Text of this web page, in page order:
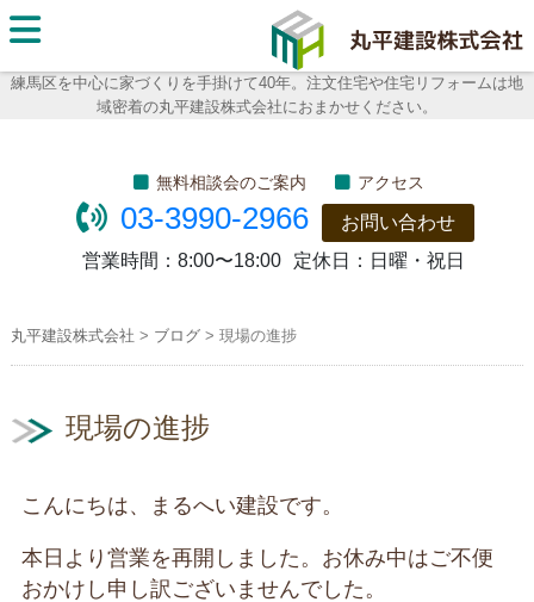
練馬区を中心に家づくりを手掛けて40年。注文住宅や住宅リフォームは地
域密着の丸平建設株式会社におまかせください。
丸平建
設株式
無料相談会のご案内 アクセス
03-3990-2966
お問い合わせ
営業時間： 8:00〜18:00 定休日： 日曜・祝日
丸平建設株式会社 > ブログ> 現場の進捗
現場の進捗
こんにちは、まるへい建設です。
本日より営業を再開しました。お休み中はご不便
おかけし申し訳ございませんでした。